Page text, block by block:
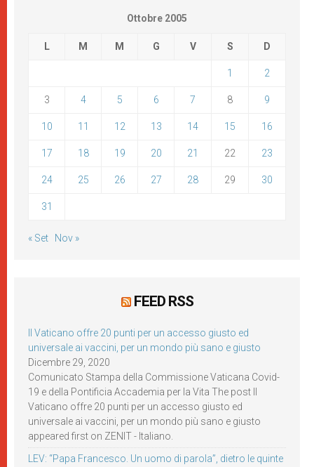
Ottobre 2005
L M M G V S D
1 2
3 4 5 6 7 8 9
10 11 12 13 14 15 16
17 18 19 20 21 22 23
24 25 26 27 28 29 30
31
« Set Nov »
FEED RSS
Il Vaticano offre 20 punti per un accesso giusto ed
universale ai vaccini, per un mondo più sano e giusto
Dicembre 29, 2020
Comunicato Stampa della Commissione Vaticana Covid-
19 e della Pontificia Accademia per la Vita The post Il
Vaticano offre 20 punti per un accesso giusto ed
universale ai vaccini, per un mondo più sano e giusto
appeared first on ZENIT - Italiano.
LEV: “Papa Francesco. Un uomo di parola”, dietro le quinte